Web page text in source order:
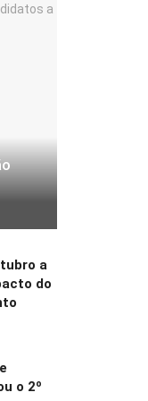
a
do
o 2º